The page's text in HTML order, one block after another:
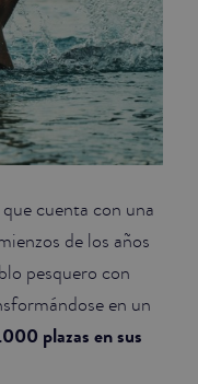
que cuenta con una
de los años
pesquero con
en un
plazas en sus